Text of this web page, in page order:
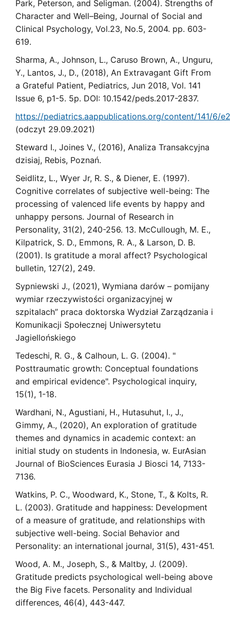
Park, Peterson, and Seligman. (2004). Strengths of
Character and Well–Being, Journal of Social and
Clinical Psychology, Vol.23, No.5, 2004. pp. 603-
619.
Sharma, A., Johnson, L., Caruso Brown, A., Unguru,
Y., Lantos, J., D., (2018), An Extravagant Gift From
a Grateful Patient, Pediatrics, Jun 2018, Vol. 141
Issue 6, p1-5. 5p. DOI: 10.1542/peds.2017-2837.
https://pediatrics.aappublications.org/content/141/6/
(odczyt 29.09.2021)
Steward I., Joines V., (2016), Analiza Transakcyjna
dzisiaj, Rebis, Poznań.
Seidlitz, L., Wyer Jr, R. S., & Diener, E. (1997).
Cognitive correlates of subjective well-being: The
processing of valenced life events by happy and
unhappy persons. Journal of Research in
Personality, 31(2), 240-256. 13. McCullough, M. E.,
Kilpatrick, S. D., Emmons, R. A., & Larson, D. B.
(2001). Is gratitude a moral affect? Psychological
bulletin, 127(2), 249.
Sypniewski J., (2021), Wymiana darów – pomijany
wymiar rzeczywistości organizacyjnej w
szpitalach” praca doktorska Wydział Zarządzania i
Komunikacji Społecznej Uniwersytetu
Jagiellońskiego
Tedeschi, R. G., & Calhoun, L. G. (2004). "
Posttraumatic growth: Conceptual foundations
and empirical evidence". Psychological inquiry,
15(1), 1-18.
Wardhani, N., Agustiani, H., Hutasuhut, I., J.,
Gimmy, A., (2020), An exploration of gratitude
themes and dynamics in academic context: an
initial study on students in Indonesia, w. EurAsian
Journal of BioSciences Eurasia J Biosci 14, 7133-
7136.
Watkins, P. C., Woodward, K., Stone, T., & Kolts, R.
L. (2003). Gratitude and happiness: Development
of a measure of gratitude, and relationships with
subjective well-being. Social Behavior and
Personality: an international journal, 31(5), 431-451.
Wood, A. M., Joseph, S., & Maltby, J. (2009).
Gratitude predicts psychological well-being above
the Big Five facets. Personality and Individual
differences, 46(4), 443-447.